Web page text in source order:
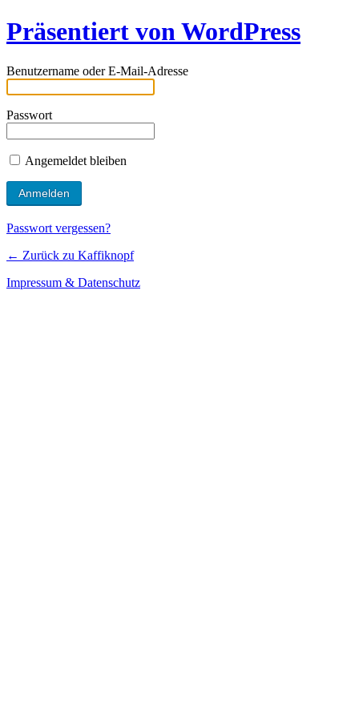
Präsentiert von WordPress
Benutzername oder E-Mail-Adresse
Passwort
Angemeldet bleiben
Passwort vergessen?
← Zurück zu Kaffiknopf
Impressum & Datenschutz